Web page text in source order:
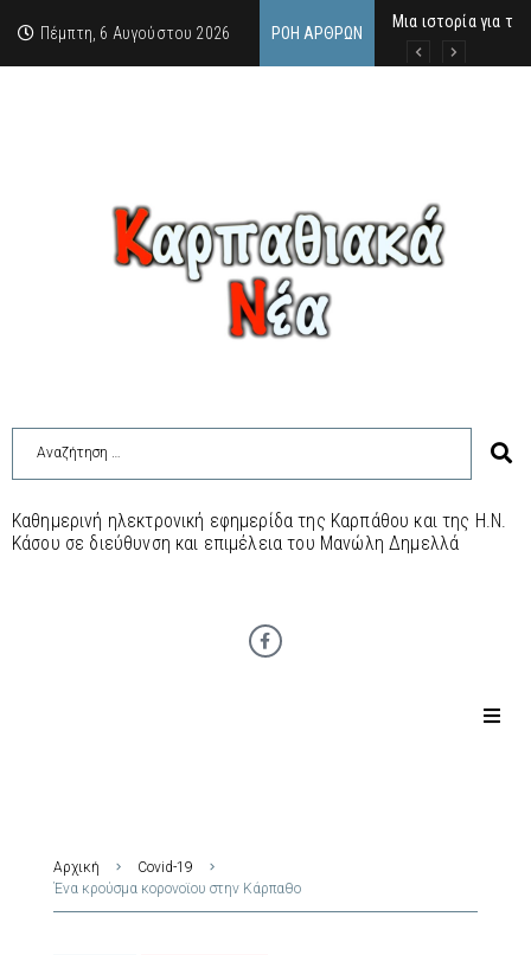
Πέμπτη, 6 Αυγούστου 2026 ΡΟΉ ΆΡΘΡΩΝ
Μια ιστορία για τη
Δρ. Εμμανουέλλα
Χάιδω-Ειρήνη
Καθημερινή ηλεκτρονική εφημερίδα της Καρπάθου και της Η.Ν.
Κάσου σε διεύθυνση και επιμέλεια του Μανώλη Δημελλά
Αρχική
Covid-19
Ένα κρούσμα κορονοϊου στην Κάρπαθο